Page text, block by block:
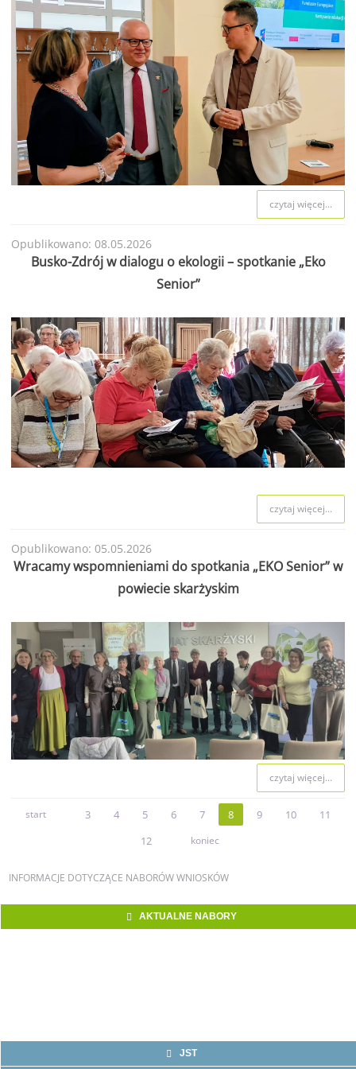
czytaj więcej...
Opublikowano: 08.05.2026
Busko-Zdrój w dialogu o ekologii – spotkanie „Eko
Senior”
czytaj więcej...
Opublikowano: 05.05.2026
Wracamy wspomnieniami do spotkania „EKO Senior” w
powiecie skarżyskim
czytaj więcej...
start 3 4 5 6 7 8 9 10
11
12
koniec
INFORMACJE DOTYCZĄCE NABORÓW WNIOSKÓW
AKTUALNE NABORY
JST